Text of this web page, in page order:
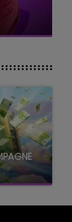
à 8H10